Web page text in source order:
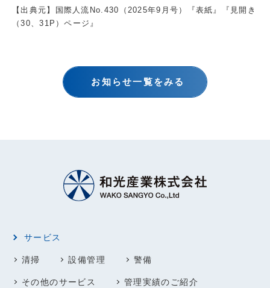
【出典元】国際人流No.430（2025年9月号）『表紙』『見開き
（30、31P）ページ』
お知らせ一覧をみる
サービス
清掃 設備管理 警備
その他のサービス 管理実績のご紹介